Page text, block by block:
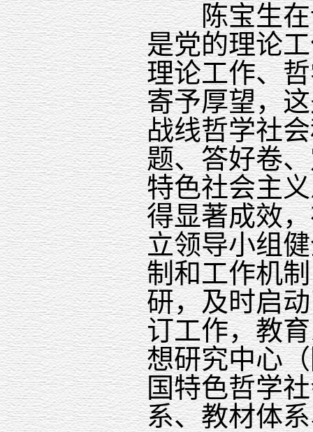
陈宝生在讲
是党的理论
理论工作、
寄予厚望，
战线哲学社
题、答好卷
特色社会主
得显著成效
立领导小组
制和工作机
研，及时启
订工作，教
想研究中心
国特色哲学
系、教材体